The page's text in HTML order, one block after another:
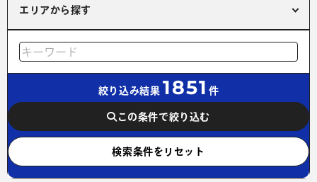
エリアから探す
絞り込み結果 1851 件
この条件で絞り込む
検索条件をリセット